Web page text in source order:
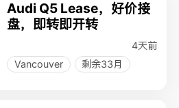
Audi Q5 Lease，好价接
盘，即转即开转
4天前
Vancouver
剩余33月